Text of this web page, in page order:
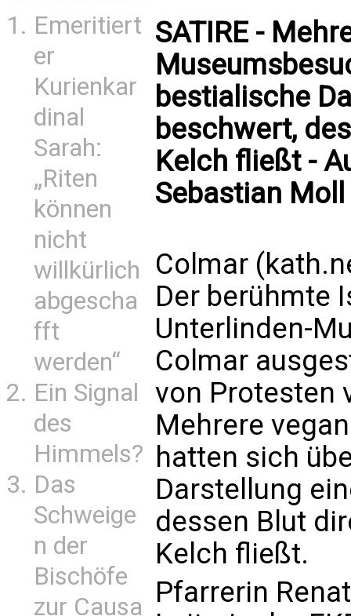
Emeritiert
er
Kurienkar
dinal
Sarah:
„Riten
können
nicht
willkürlich
abgescha
fft
werden“
Ein Signal
des
Himmels?
Das
Schweige
n der
Bischöfe
zur Causa
SATIRE -
bestialische
beschwert,
Kelch fließt -
Sebastian Moll
Colmar
Der berühmte
Unterlinden-
Colmar
von Protesten
Mehrere
hatten sich
Darstellung
dessen Blut
Kelch fließt.
Pfarrerin